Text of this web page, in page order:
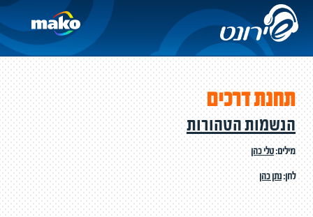
תחנת דרכים
הנשמות הטהורות
מילים:טלי כהן
לחן:נתן כהן